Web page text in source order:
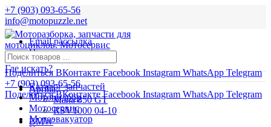
+7 (903) 093-65-56
info@motopuzzle.net
Email рассылка
Новости
Поделиться ВКонтакте Facebook Instagram WhatsApp Telegram
+7 (903) 093-65-56
Поделиться ВКонтакте Facebook Instagram WhatsApp Telegram
Где искать?
Aprilia
Mana 850 GT
RSV1000 04-10
BMW
Каталог запчастей
Мотоподбор
Мотосервис
Мотоэвакуатор